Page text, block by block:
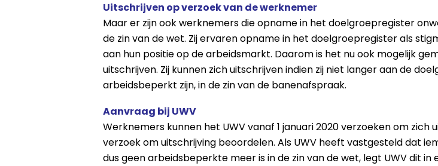
Uitschrijven op verzoek van de werknemer
Maar er zijn ook werknemers die opname in het doelgroepregister
de zin van de wet. Zij ervaren opname in het doelgroepregister als
aan hun positie op de arbeidsmarkt. Daarom is het nu ook mogelijk
uitschrijven. Zij kunnen zich uitschrijven indien zij niet langer aan de
arbeidsbeperkt zijn, in de zin van de banenafspraak.
Aanvraag bij UWV
Werknemers kunnen het UWV vanaf 1 januari 2020 verzoeken om
verzoek om uitschrijving beoordelen. Als UWV heeft vastgesteld dat
dus geen arbeidsbeperkte meer is in de zin van de wet, legt UWV dit